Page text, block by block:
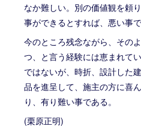
なか難しい。別の価値観を頼
事ができるとすれば、悪い事で
今のところ残念ながら、その
つ、と言う経験には恵まれて
ではないが、時折、設計した
品を進呈して、施主の方に喜
り、有り難い事である。
(栗原正明)